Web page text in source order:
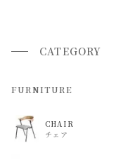
いませ 。
返品・交換について
ご覧ください。
CATEGORY
FURNITURE
CHAIR
チェア